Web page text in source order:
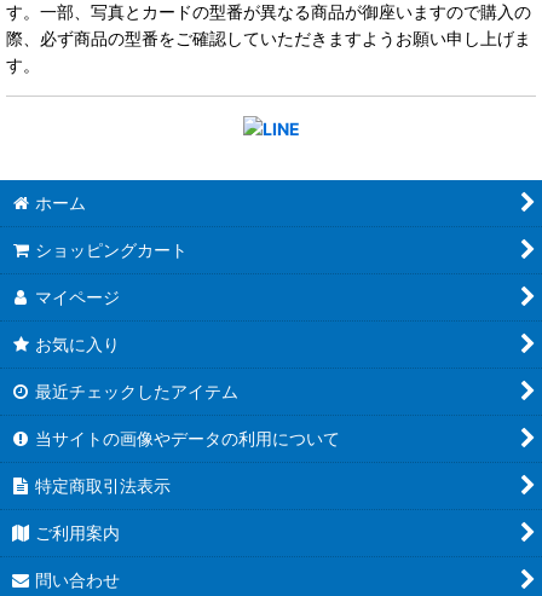
す。一部、写真とカードの型番が異なる商品が御座いますので購入の
際、必ず商品の型番をご確認していただきますようお願い申し上げま
す。
ホーム
ショッピングカート
マイページ
お気に入り
最近チェックしたアイテム
当サイトの画像やデータの利用について
特定商取引法表示
ご利用案内
問い合わせ